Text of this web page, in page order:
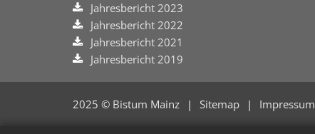
Jahresbericht 2023
Jahresbericht 2022
Jahresbericht 2021
Jahresbericht 2019
2025 © Bistum Mainz Sitemap Impressum